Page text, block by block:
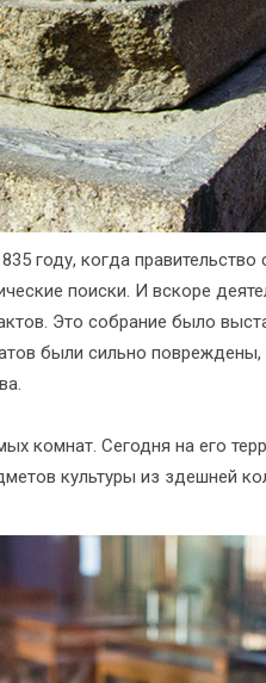
году, когда
поиски. И вскоре
Это собрание было
были сильно
комнат. Сегодня на его
культуры из здешней